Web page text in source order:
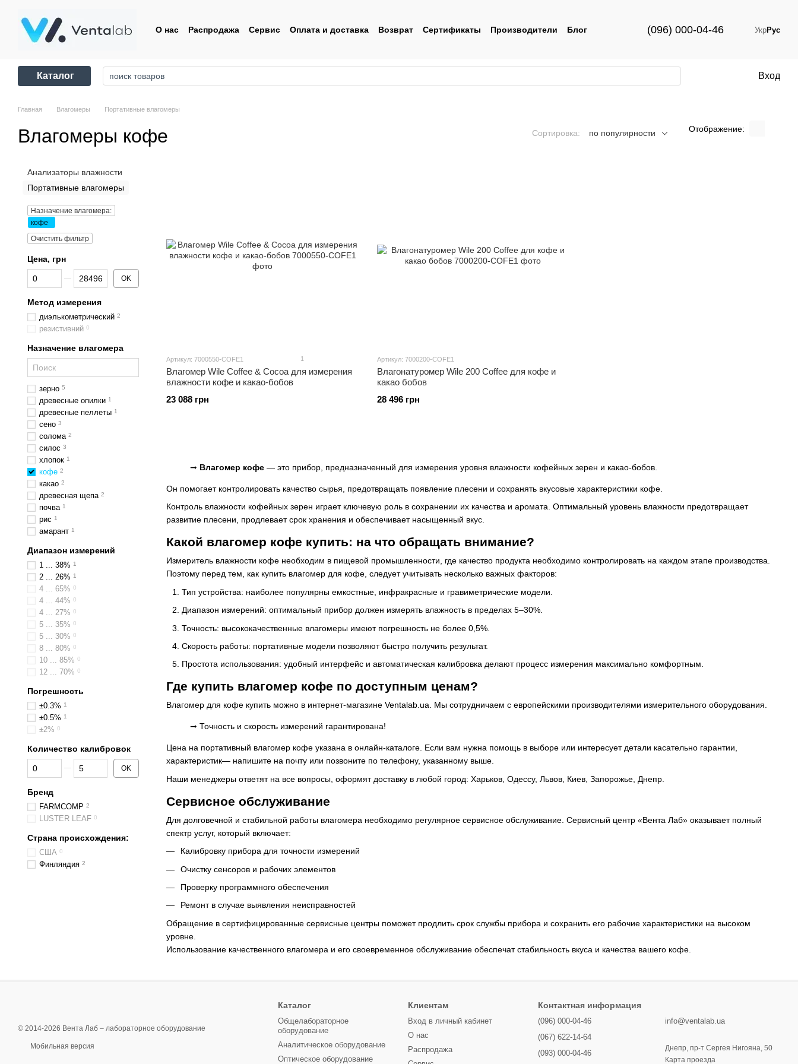
О нас Распродажа Сервис Оплата и доставка Возврат Сертификаты Производители
Блог
(096) 000-04-46 УкрРус
Каталог Вход
Главная Влагомеры Портативные влагомеры
Влагомеры кофе Сортировка: по популярности Отображение:
➞ Влагомер кофе — это прибор, предназначенный для измерения уровня влажности кофейных зерен и какао-бобов.
Он помогает контролировать качество сырья, предотвращать появление плесени и сохранять вкусовые характеристики кофе.
Контроль влажности кофейных зерен играет ключевую роль в сохранении их качества и аромата. Оптимальный уровень влажности предотвращает
развитие плесени, продлевает срок хранения и обеспечивает насыщенный вкус.
Какой влагомер кофе купить: на что обращать внимание?
Измеритель влажности кофе необходим в пищевой промышленности, где качество продукта необходимо контролировать на каждом этапе производства.
Поэтому перед тем, как купить влагомер для кофе, следует учитывать несколько важных факторов:
Тип устройства: наиболее популярны емкостные, инфракрасные и гравиметрические модели.
Диапазон измерений: оптимальный прибор должен измерять влажность в пределах 5–30%.
Точность: высококачественные влагомеры имеют погрешность не более 0,5%.
Скорость работы: портативные модели позволяют быстро получить результат.
Простота использования: удобный интерфейс и автоматическая калибровка делают процесс измерения максимально комфортным.
Где купить влагомер кофе по доступным ценам?
Влагомер для кофе купить можно в интернет-магазине Ventalab.ua. Мы сотрудничаем с европейскими производителями измерительного оборудования.
➞ Точность и скорость измерений гарантирована!
Цена на портативный влагомер кофе указана в онлайн-каталоге. Если вам нужна помощь в выборе или интересует детали касательно гарантии,
характеристик— напишите на почту или позвоните по телефону, указанному выше.
Наши менеджеры ответят на все вопросы, оформят доставку в любой город: Харьков, Одессу, Львов, Киев, Запорожье, Днепр.
Сервисное обслуживание
Для долговечной и стабильной работы влагомера необходимо регулярное сервисное обслуживание. Сервисный центр «Вента Лаб» оказывает полный
спектр услуг, который включает:
Калибровку прибора для точности измерений
Очистку сенсоров и рабочих элементов
Проверку программного обеспечения
Ремонт в случае выявления неисправностей
Обращение в сертифицированные сервисные центры поможет продлить срок службы прибора и сохранить его рабочие характеристики на высоком
уровне.
Использование качественного влагомера и его своевременное обслуживание обеспечат стабильность вкуса и качества вашего кофе.
Артикул: 7000550-COFE1 1
Влагомер Wile Coffee & Cocoa для измерения
влажности кофе и какао-бобов
23 088 грн
Артикул: 7000200-COFE1
Влагонатуромер Wile 200 Coffee для кофе и
какао бобов
28 496 грн
Анализаторы влажности
Портативные влагомеры
Назначение влагомера:
кофе
Очистить фильтр
Цена, грн
От Цена, грн
До Цена, грн OK
Метод измерения
диэлькометрический 2
резистивний 0
Назначение влагомера
зерно 5
древесные опилки 1
древесные пеллеты 1
сено 3
солома 2
силос 3
хлопок 1
кофе 2
какао 2
древесная щепа 2
почва 1
рис 1
амарант 1
Диапазон измерений
1 ... 38% 1
2 ... 26% 1
4 ... 65% 0
4 ... 44% 0
4 ... 27% 0
5 ... 35% 0
5 ... 30% 0
8 ... 80% 0
10 ... 85% 0
12 ... 70% 0
Погрешность
±0.3% 1
±0.5% 1
±2% 0
Количество калибровок
От Количество калибровок
До Количество калибровок
OK
Бренд
FARMCOMP 2
LUSTER LEAF 0
Страна происхождения:
США 0
Финляндия 2
© 2014-2026 Вента Лаб – лабораторное оборудование
Мобильная версия
Каталог
Общелабораторное
оборудование
Аналитическое оборудование
Оптическое оборудование
Клиентам
Вход в личный кабинет
О нас
Распродажа
Контактная информация
(096) 000-04-46
(067) 622-14-64
(093) 000-04-46
info@ventalab.ua
Днепр, пр-т Сергея Нигояна, 50
Карта проезда